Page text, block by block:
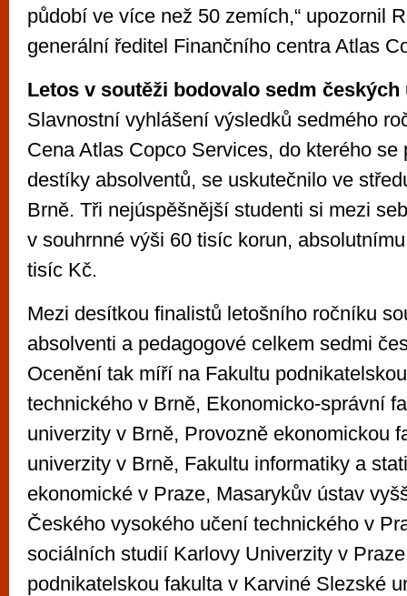
půdobí ve více než 50 zemích,“ upozornil
generální ředitel Finančního centra Atlas
Letos v soutěži bodovalo sedm
Slavnostní vyhlášení výsledků sedmého
Cena Atlas Copco Services, do kterého se
destíky absolventů, se uskutečnilo ve
Brně. Tři nejúspěšnější studenti si mezi
v souhrnné výši 60 tisíc korun,
tisíc Kč.
Mezi desítkou finalistů letošního ročníku
absolventi a pedagogové celkem sedmi
Ocenění tak míří na Fakultu
technického v Brně, Ekonomicko-správní
univerzity v Brně, Provozně ekonomickou
univerzity v Brně, Fakultu informatiky a
ekonomické v Praze, Masarykův ústav
Českého vysokého učení technického v
sociálních studií Karlovy Univerzity v
podnikatelskou fakulta v Karviné Slezské